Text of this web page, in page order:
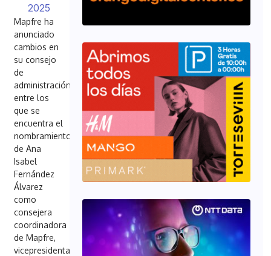
2025
Mapfre ha
anunciado
cambios en
su consejo
de
administración,
entre los
que se
encuentra el
nombramiento
de Ana
Isabel
Fernández
Álvarez
como
consejera
coordinadora
de Mapfre,
vicepresidenta